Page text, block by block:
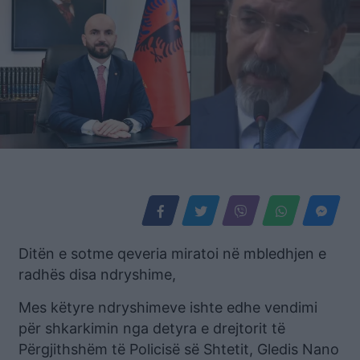
Ditën e sotme qeveria miratoi në mbledhjen e
radhës disa ndryshime,
Mes këtyre ndryshimeve ishte edhe vendimi
për shkarkimin nga detyra e drejtorit të
Përgjithshëm të Policisë së Shtetit, Gledis Nano